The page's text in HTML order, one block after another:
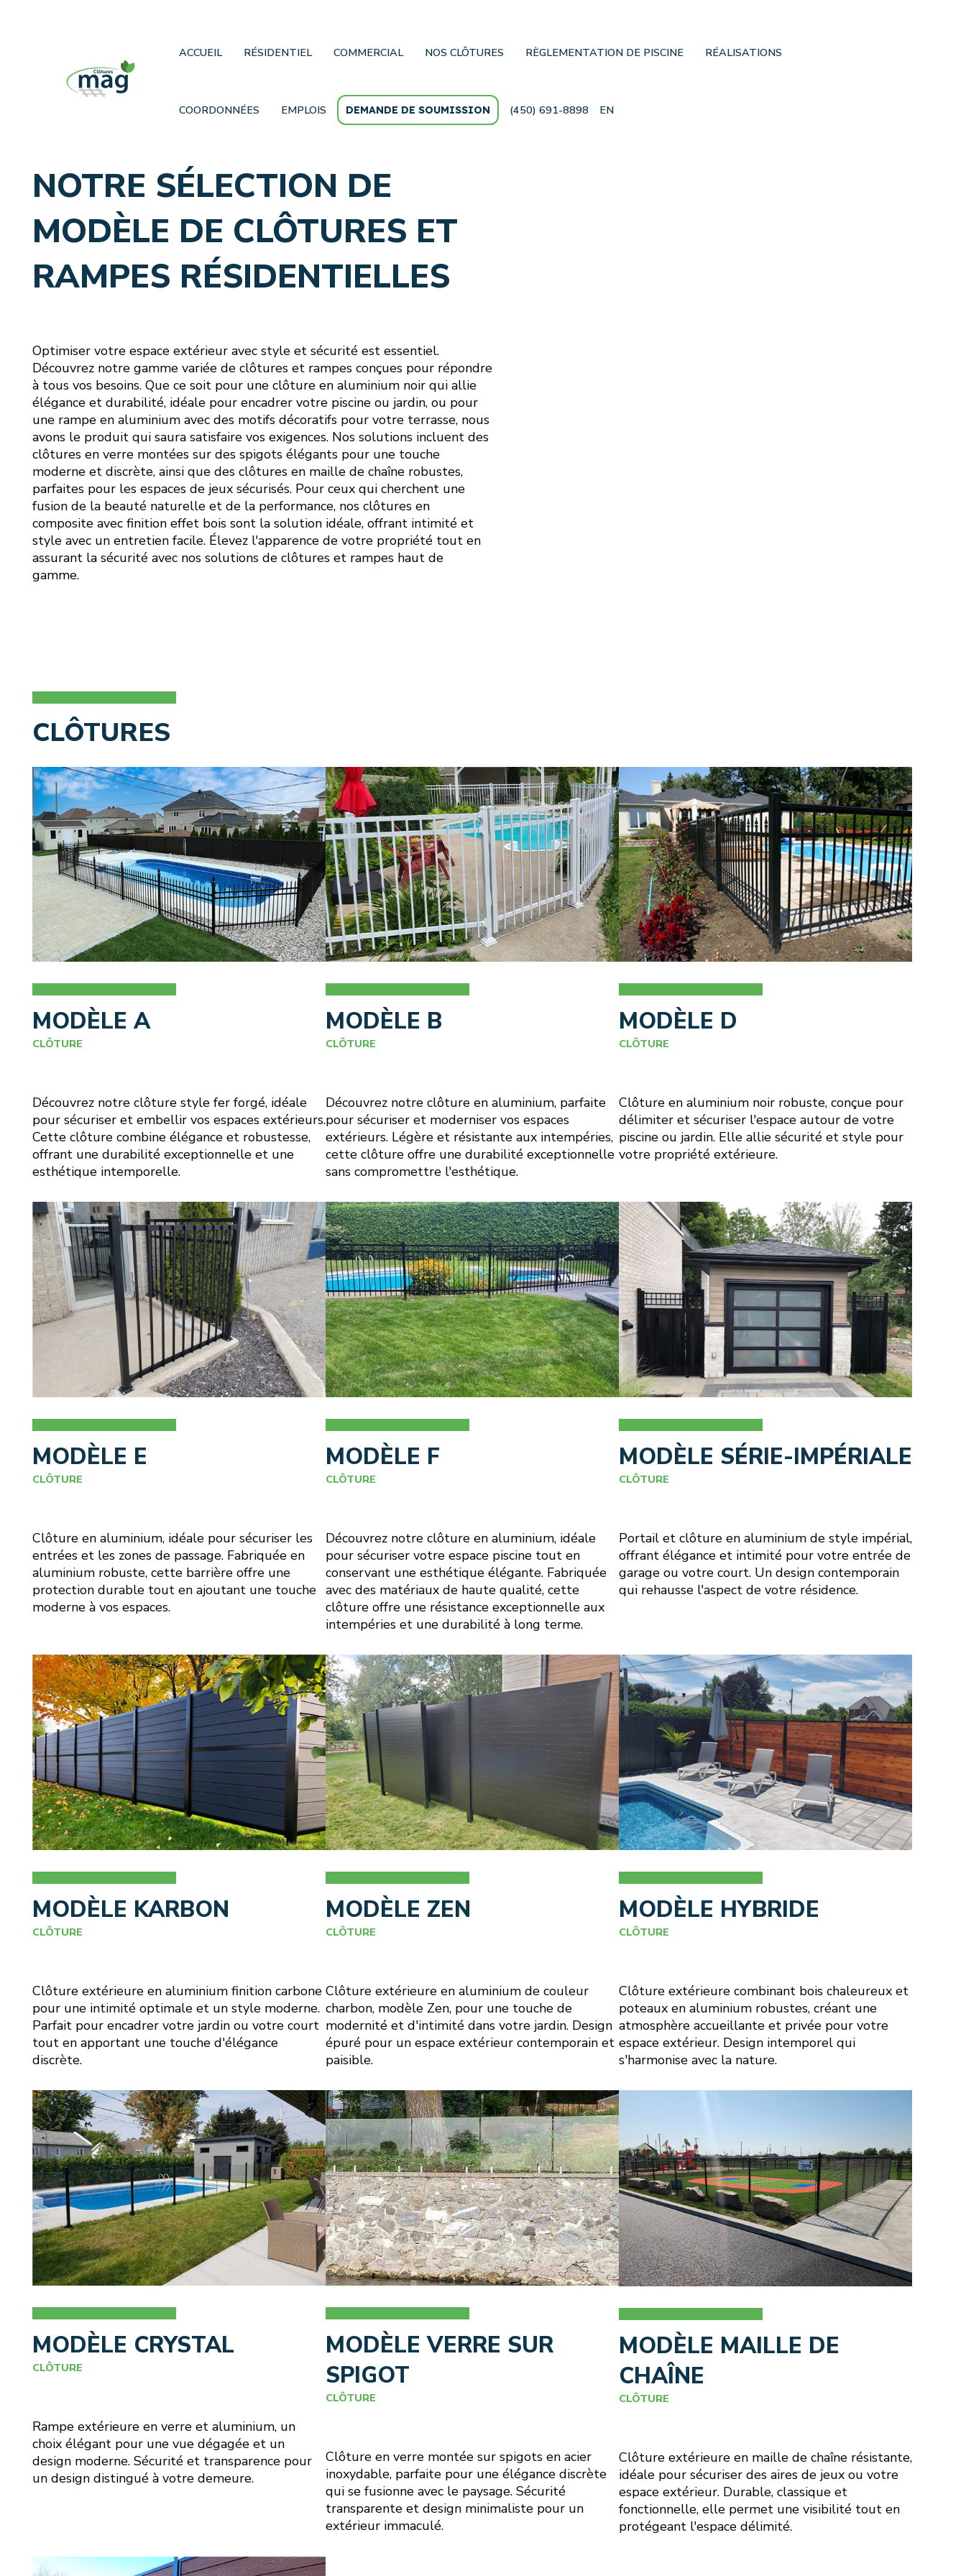
ACCUEIL RÉSIDENTIEL COMMERCIAL NOS CLÔTURES RÈGLEMENTATION DE PISCINE RÉALISATIONS
COORDONNÉES EMPLOIS DEMANDE DE SOUMISSION (450) 691-8898 EN
NOTRE SÉLECTION DE
MODÈLE DE CLÔTURES ET
RAMPES RÉSIDENTIELLES
Optimiser votre espace extérieur avec style et sécurité est essentiel.
Découvrez notre gamme variée de clôtures et rampes conçues pour répondre
à tous vos besoins. Que ce soit pour une clôture en aluminium noir qui allie
élégance et durabilité, idéale pour encadrer votre piscine ou jardin, ou pour
une rampe en aluminium avec des motifs décoratifs pour votre terrasse, nous
avons le produit qui saura satisfaire vos exigences. Nos solutions incluent des
clôtures en verre montées sur des spigots élégants pour une touche
moderne et discrète, ainsi que des clôtures en maille de chaîne robustes,
parfaites pour les espaces de jeux sécurisés. Pour ceux qui cherchent une
fusion de la beauté naturelle et de la performance, nos clôtures en
composite avec finition effet bois sont la solution idéale, offrant intimité et
style avec un entretien facile. Élevez l'apparence de votre propriété tout en
assurant la sécurité avec nos solutions de clôtures et rampes haut de
gamme.
CLÔTURES
MODÈLE A
CLÔTURE
Découvrez notre clôture style fer forgé, idéale
pour sécuriser et embellir vos espaces extérieurs.
Cette clôture combine élégance et robustesse,
offrant une durabilité exceptionnelle et une
esthétique intemporelle.
MODÈLE B
CLÔTURE
Découvrez notre clôture en aluminium, parfaite
pour sécuriser et moderniser vos espaces
extérieurs. Légère et résistante aux intempéries,
cette clôture offre une durabilité exceptionnelle
sans compromettre l'esthétique.
MODÈLE D
CLÔTURE
Clôture en aluminium noir robuste, conçue pour
délimiter et sécuriser l'espace autour de votre
piscine ou jardin. Elle allie sécurité et style pour
votre propriété extérieure.
MODÈLE E
CLÔTURE
Clôture en aluminium, idéale pour sécuriser les
entrées et les zones de passage. Fabriquée en
aluminium robuste, cette barrière offre une
protection durable tout en ajoutant une touche
moderne à vos espaces.
MODÈLE F
CLÔTURE
Découvrez notre clôture en aluminium, idéale
pour sécuriser votre espace piscine tout en
conservant une esthétique élégante. Fabriquée
avec des matériaux de haute qualité, cette
clôture offre une résistance exceptionnelle aux
intempéries et une durabilité à long terme.
MODÈLE SÉRIE-IMPÉRIALE
CLÔTURE
Portail et clôture en aluminium de style impérial,
offrant élégance et intimité pour votre entrée de
garage ou votre court. Un design contemporain
qui rehausse l'aspect de votre résidence.
MODÈLE KARBON
CLÔTURE
Clôture extérieure en aluminium finition carbone
pour une intimité optimale et un style moderne.
Parfait pour encadrer votre jardin ou votre court
tout en apportant une touche d'élégance
discrète.
MODÈLE ZEN
CLÔTURE
Clôture extérieure en aluminium de couleur
charbon, modèle Zen, pour une touche de
modernité et d'intimité dans votre jardin. Design
épuré pour un espace extérieur contemporain et
paisible.
MODÈLE HYBRIDE
CLÔTURE
Clôture extérieure combinant bois chaleureux et
poteaux en aluminium robustes, créant une
atmosphère accueillante et privée pour votre
espace extérieur. Design intemporel qui
s'harmonise avec la nature.
MODÈLE CRYSTAL
CLÔTURE
Rampe extérieure en verre et aluminium, un
choix élégant pour une vue dégagée et un
design moderne. Sécurité et transparence pour
un design distingué à votre demeure.
MODÈLE VERRE SUR
SPIGOT
CLÔTURE
Clôture en verre montée sur spigots en acier
inoxydable, parfaite pour une élégance discrète
qui se fusionne avec le paysage. Sécurité
transparente et design minimaliste pour un
extérieur immaculé.
MODÈLE MAILLE DE
CHAÎNE
CLÔTURE
Clôture extérieure en maille de chaîne résistante,
idéale pour sécuriser des aires de jeux ou votre
espace extérieur. Durable, classique et
fonctionnelle, elle permet une visibilité tout en
protégeant l'espace délimité.